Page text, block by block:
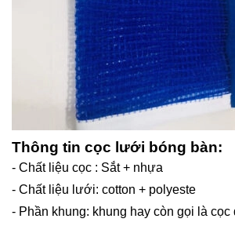
Thông tin cọc lưới bóng bàn:
- Chất liệu cọc : Sắt + nhựa
- Chất liệu lưới: cotton + polyeste
- Phần khung: khung hay còn gọi là